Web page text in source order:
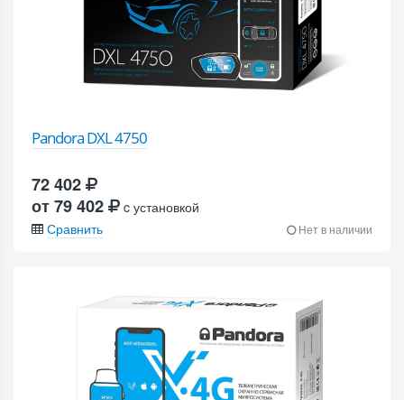
Pandora DXL 4750
72 402
от 79 402
c установкой
Сравнить
Нет в наличии